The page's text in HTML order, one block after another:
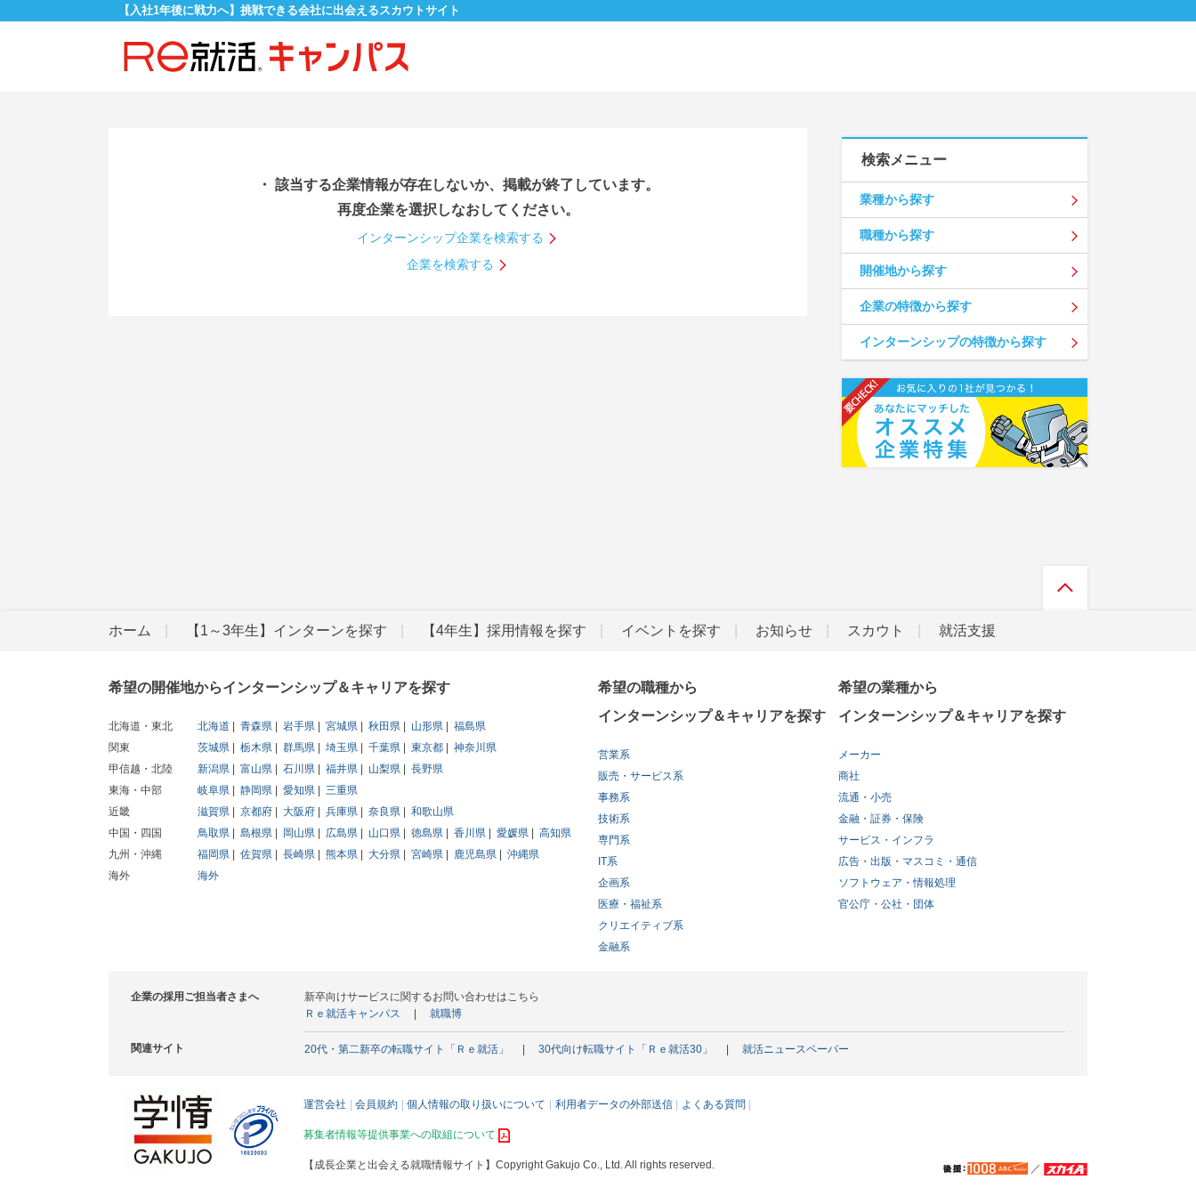
【入社1年後に戦力へ】挑戦できる会社に出会えるスカウトサイト
・ 該当する企業情報が存在しないか、掲載が終了しています。
再度企業を選択しなおしてください。
インターンシップ企業を検索する
企業を検索する
検索メニュー
業種から探す
職種から探す
開催地から探す
企業の特徴から探す
インターンシップの特徴から探す
ホーム 【1～3年生】インターンを探す 【4年生】採用情報を探す イベントを探す お知らせ スカウト 就活支援
希望の開催地からインターンシップ＆キャリアを探す
北海道・東北 北海道 青森県 岩手県 宮城県 秋田県 山形県
福島県
関東
茨城県 栃木県 群馬県 埼玉県 千葉県 東京都
神奈川県
甲信越・北陸
新潟県 富山県 石川県 福井県 山梨県
長野県
東海・中部
岐阜県 静岡県 愛知県
三重県
近畿
滋賀県 京都府 大阪府 兵庫県 奈良県
和歌山県
中国・四国
鳥取県 島根県 岡山県 広島県 山口県 徳島県 香川県 愛媛県
高知県
九州・沖縄
福岡県 佐賀県 長崎県 熊本県 大分県 宮崎県 鹿児島県
沖縄県
海外
海外
希望の職種から
インターンシップ＆キャリアを探す
営業系
販売・サービス系
事務系
技術系
専門系
IT系
企画系
医療・福祉系
クリエイティブ系
金融系
希望の業種から
インターンシップ＆キャリアを探す
メーカー
商社
流通・小売
金融・証券・保険
サービス・インフラ
広告・出版・マスコミ・通信
ソフトウェア・情報処理
官公庁・公社・団体
企業の採用ご担当者さまへ
新卒向けサービスに関するお問い合わせはこちら
Ｒｅ就活キャンパス
就職博
関連サイト 20代・第二新卒の転職サイト「Ｒｅ就活」 30代向け転職サイト「Ｒｅ就活30」 就活ニュースペーパー
運営会社 会員規約 個人情報の取り扱いについて 利用者データの外部送信 よくある質問
募集者情報等提供事業への取組について
【成長企業と出会える就職情報サイト】 Copyright Gakujo Co., Ltd. All rights reserved. ／